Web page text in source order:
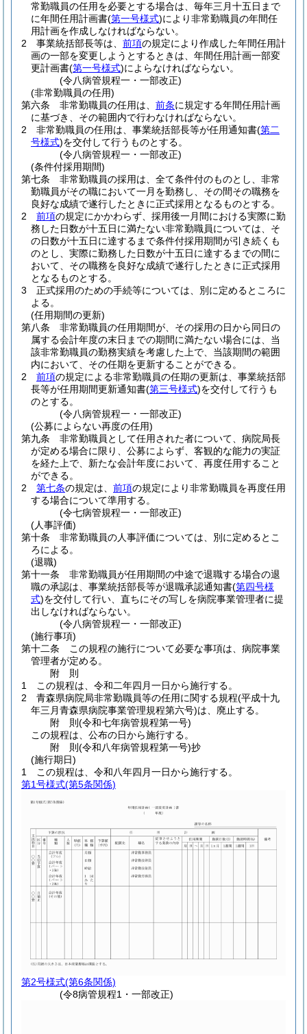
常勤職員の任用を必要とする場合は、毎年三月十五日まで
に年間任用計画書(第一号様式)により非常勤職員の年間任
用計画を作成しなければならない。
2
事業統括部長等は、 前項の規定により作成した年間任用計
画の一部を変更しようとするときは、年間任用計画一部変
更計画書(第一号様式)によらなければならない。
(令八病管規程一・一部改正)
(非常勤職員の任用)
第六条
非常勤職員の任用は、 前条に規定する年間任用計画
に基づき、その範囲内で行わなければならない。
2
非常勤職員の任用は、事業統括部長等が任用通知書(第二
号様式)を交付して行うものとする。
(令八病管規程一・一部改正)
(条件付採用期間)
第七条
非常勤職員の採用は、全て条件付のものとし、非常
勤職員がその職において一月を勤務し、その間その職務を
良好な成績で遂行したときに正式採用となるものとする。
2
前項の規定にかかわらず、採用後一月間における実際に勤
務した日数が十五日に満たない非常勤職員については、そ
の日数が十五日に達するまで条件付採用期間が引き続くも
のとし、実際に勤務した日数が十五日に達するまでの間に
おいて、その職務を良好な成績で遂行したときに正式採用
となるものとする。
3
正式採用のための手続等については、別に定めるところに
よる。
(任用期間の更新)
第八条
非常勤職員の任用期間が、その採用の日から同日の
属する会計年度の末日までの期間に満たない場合には、当
該非常勤職員の勤務実績を考慮した上で、当該期間の範囲
内において、その任期を更新することができる。
2
前項の規定による非常勤職員の任期の更新は、事業統括部
長等が任用期間更新通知書(第三号様式)を交付して行うも
のとする。
(令八病管規程一・一部改正)
(公募によらない再度の任用)
第九条
非常勤職員として任用された者について、病院局長
が定める場合に限り、公募によらず、客観的な能力の実証
を経た上で、新たな会計年度において、再度任用すること
ができる。
2
第七条の規定は、 前項の規定により非常勤職員を再度任用
する場合について準用する。
(令七病管規程一・一部改正)
(人事評価)
第十条
非常勤職員の人事評価については、別に定めるとこ
ろによる。
(退職)
第十一条
非常勤職員が任用期間の中途で退職する場合の退
職の承認は、事業統括部長等が退職承認通知書(第四号様
式)を交付して行い、直ちにその写しを病院事業管理者に提
出しなければならない。
(令八病管規程一・一部改正)
(施行事項)
第十二条
この規程の施行について必要な事項は、病院事業
管理者が定める。
附 則
1
この規程は、令和二年四月一日から施行する。
2
青森県病院局非常勤職員等の任用に関する規程(平成十九
年三月青森県病院事業管理規程第六号)は、廃止する。
附 則(令和七年病管規程第一号)
この規程は、公布の日から施行する。
附 則(令和八年病管規程第一号)抄
(施行期日)
1
この規程は、令和八年四月一日から施行する。
第1号様式(第5条関係)
第2号様式(第6条関係)
(令8病管規程1・一部改正)